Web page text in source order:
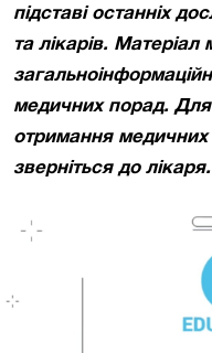
підставі останніх
та лікарів.
медичних порад. Для
отримання
зверніться до лікаря.